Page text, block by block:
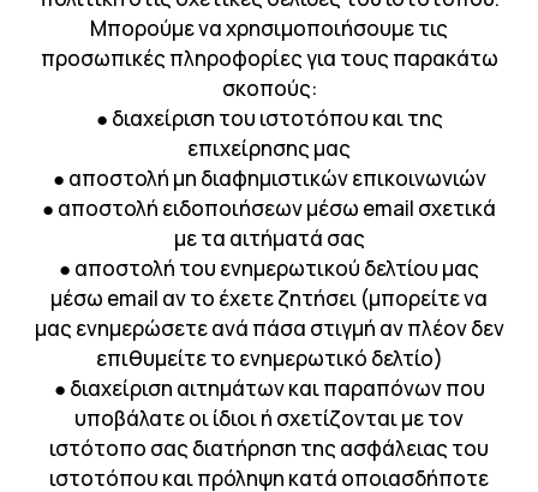
Μπορούμε να χρησιμοποιήσουμε τις
προσωπικές πληροφορίες για τους παρακάτω
σκοπούς:
● διαχείριση του ιστοτόπου και της
επιχείρησης μας
● αποστολή μη διαφημιστικών επικοινωνιών
● αποστολή ειδοποιήσεων μέσω email σχετικά
με τα αιτήματά σας
● αποστολή του ενημερωτικού δελτίου μας
μέσω email αν το έχετε ζητήσει (μπορείτε να
μας ενημερώσετε ανά πάσα στιγμή αν πλέον δεν
επιθυμείτε το ενημερωτικό δελτίο)
● διαχείριση αιτημάτων και παραπόνων που
υποβάλατε οι ίδιοι ή σχετίζονται με τον
ιστότοπο σας διατήρηση της ασφάλειας του
ιστοτόπου και πρόληψη κατά οποιασδήποτε